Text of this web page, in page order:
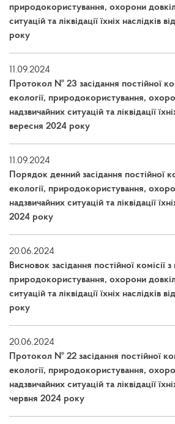
природокористування, охорони
ситуацій та ліквідації їхніх наслідків
року
11.09.2024
Протокол № 23 засідання постійної
екології, природокористування,
надзвичайних ситуацій та ліквідації
вересня 2024 року
11.09.2024
Порядок денний засідання постійної
екології, природокористування,
надзвичайних ситуацій та ліквідації
2024 року
20.06.2024
Висновок засідання постійної комісії з
природокористування, охорони
ситуацій та ліквідації їхніх наслідків
року
20.06.2024
Протокол № 22 засідання постійної
екології, природокористування,
надзвичайних ситуацій та ліквідації
червня 2024 року